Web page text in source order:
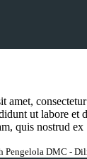
amet,
ut labore et
quis nostrud ex
Pengelola DMC -